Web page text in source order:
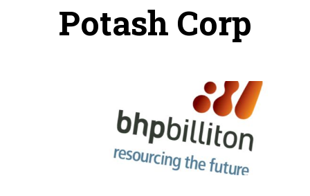
Potash Corp